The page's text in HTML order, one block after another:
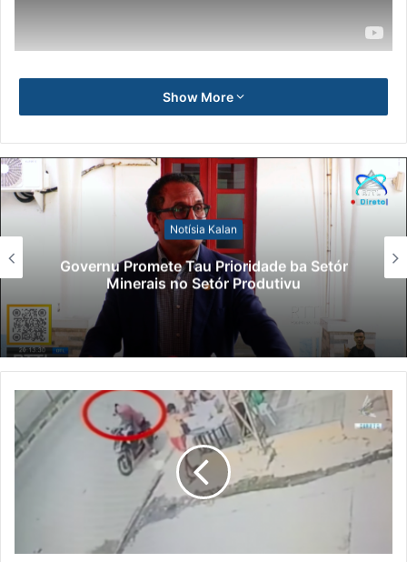
Show More
Notísia Kalan
Governu Promete Tau Prioridade ba Setór
Minerais no Setór Produtivu